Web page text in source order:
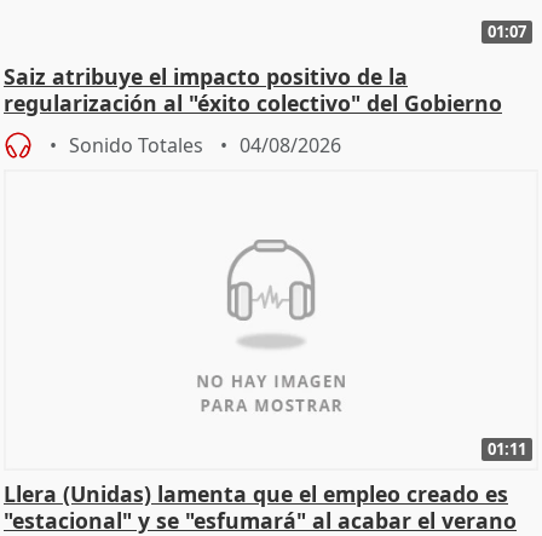
01:07
Saiz atribuye el impacto positivo de la
regularización al "éxito colectivo" del Gobierno
Sonido Totales 04/08/2026
01:11
Llera (Unidas) lamenta que el empleo creado es
"estacional" y se "esfumará" al acabar el verano